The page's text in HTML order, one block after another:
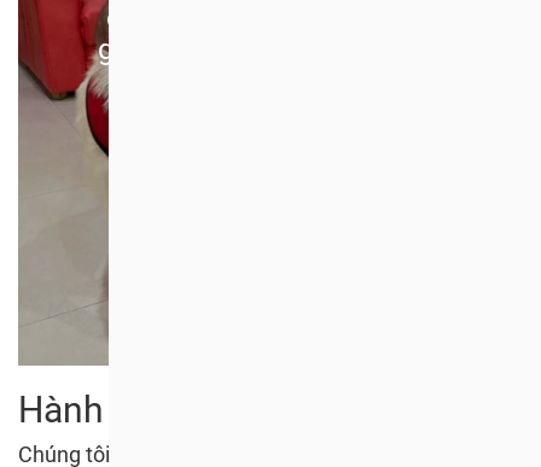
chó sẽ không thay đổi thế
giới, nhưng đối với chú chó
Hành động tiếp theo
Chúng tôi đã gửi và công bố ba bức thư ngỏ trên các